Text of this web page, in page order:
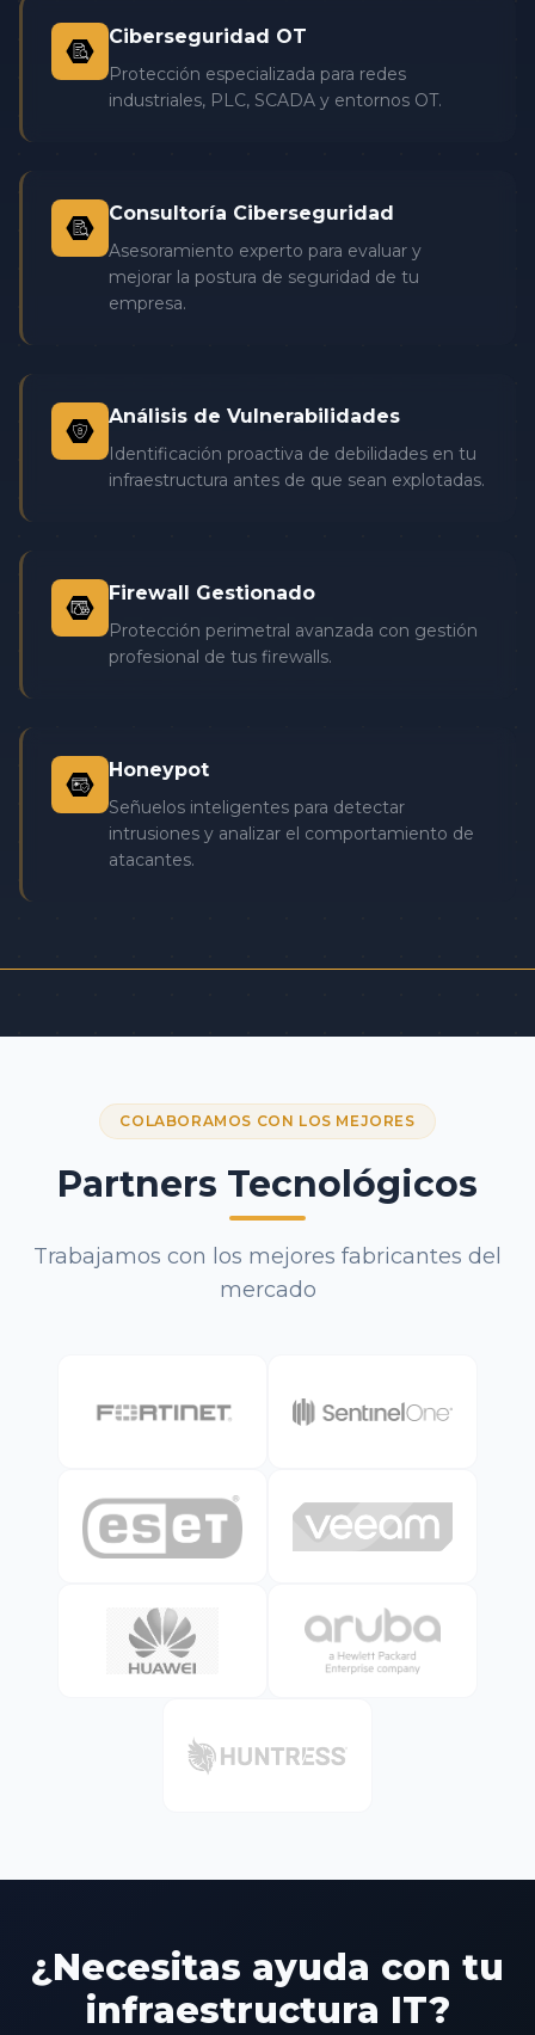
Ciberseguridad OT
Protección especializada para redes
industriales, PLC, SCADA y entornos OT.
Consultoría Ciberseguridad
Asesoramiento experto para evaluar y
mejorar la postura de seguridad de tu
empresa.
Análisis de Vulnerabilidades
Identificación proactiva de debilidades en tu
infraestructura antes de que sean explotadas.
Firewall Gestionado
Protección perimetral avanzada con gestión
profesional de tus firewalls.
Honeypot
Señuelos inteligentes para detectar
intrusiones y analizar el comportamiento de
atacantes.
COLABORAMOS CON LOS MEJORES
Partners Tecnológicos
Trabajamos con los mejores fabricantes del
mercado
¿Necesitas ayuda con tu
infraestructura IT?